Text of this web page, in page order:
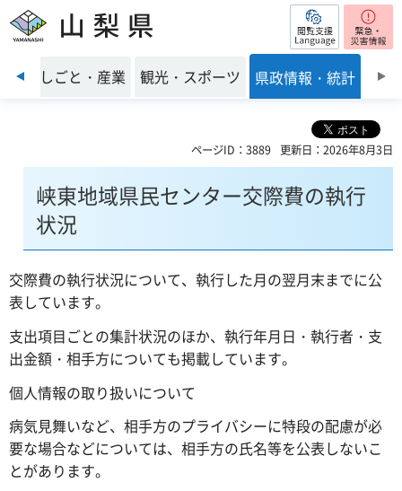
山梨県 閲覧支援
前のスライドを表示
境 しごと・産業 観光・スポーツ 県政情報・統計
ページID：3889 更新日：2026年8月3日
峡東地域県民センター交際費の執行
状況
交際費の執行状況について、執行した月の翌月末までに公
表しています。
支出項目ごとの集計状況のほか、執行年月日・執行者・支
出金額・相手方についても掲載しています。
個人情報の取り扱いについて
病気見舞いなど、相手方のプライバシーに特段の配慮が必
要な場合などについては、相手方の氏名等を公表しないこ
とがあります。